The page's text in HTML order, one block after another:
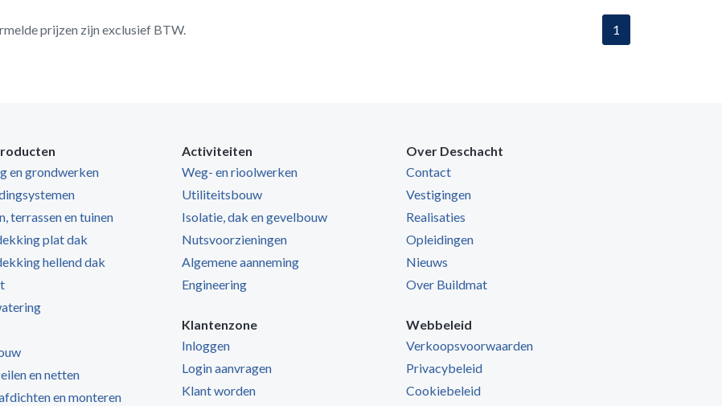
prijzen zijn exclusief BTW. 1
en grondwerken
terrassen en tuinen
plat dak
hellend dak
en netten
en monteren
Activiteiten
Weg- en rioolwerken
Utiliteitsbouw
Isolatie, dak en gevelbouw
Nutsvoorzieningen
Algemene aanneming
Engineering
Klantenzone
Inloggen
Login aanvragen
Klant worden
Over Deschacht
Contact
Vestigingen
Realisaties
Opleidingen
Nieuws
Over Buildmat
Webbeleid
Verkoopsvoorwaarden
Privacybeleid
Cookiebeleid